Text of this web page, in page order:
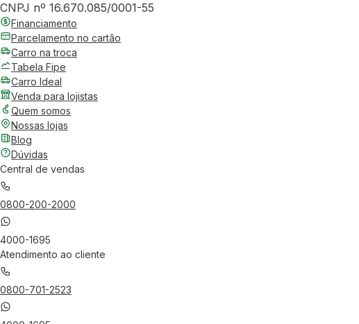
CNPJ nº 16.670.085/0001-55
Financiamento
Parcelamento no cartão
Carro na troca
Tabela Fipe
Carro Ideal
Venda para lojistas
Quem somos
Nossas lojas
Blog
Dúvidas
Central de vendas
0800-200-2000
4000-1695
Atendimento ao cliente
0800-701-2523